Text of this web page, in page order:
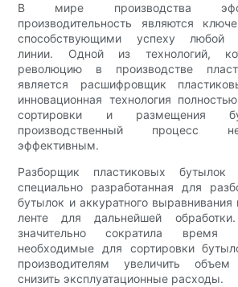
В мире производства
производительность являются
способствующими успеху любой
линии. Одной из технологий,
революцию в производстве
является расшифровщик
инновационная технология
сортировки и размещения
производственный процесс
эффективным.
Разборщик пластиковых
специально разработанная для
бутылок и аккуратного выравнивания
ленте для дальнейшей
значительно сократила время
необходимые для сортировки
производителям увеличить
снизить эксплуатационные расходы.